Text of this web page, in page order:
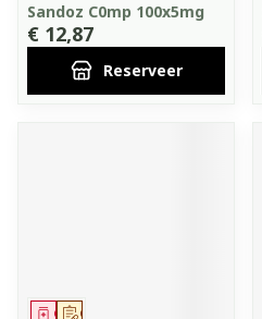
Sandoz C0mp 100x5mg
€ 12,87
Reserveer
Op voorschrift
Geneesmiddel